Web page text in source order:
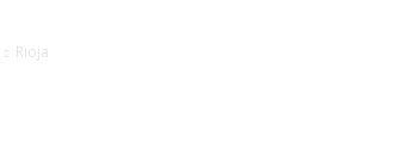
Rioja